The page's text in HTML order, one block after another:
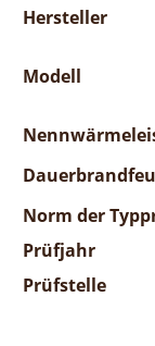
Hersteller
Modell
Norm der
Prüfjahr
Prüfstelle